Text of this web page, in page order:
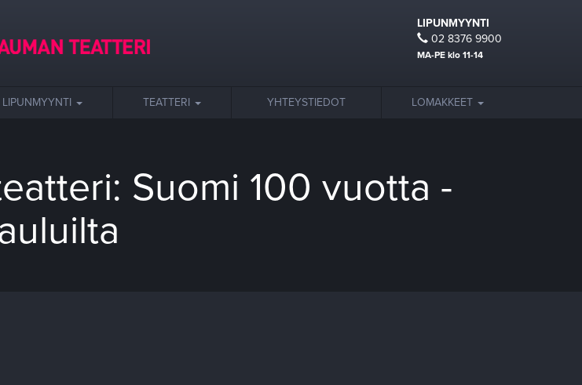
LIPUNMYYNTI
02 8376 9900
MA-PE klo 11-14
LIPUNMYYNTI TEATTERI YHTEYSTIEDOT LOMAKKEET
Suomi 100 vuotta -